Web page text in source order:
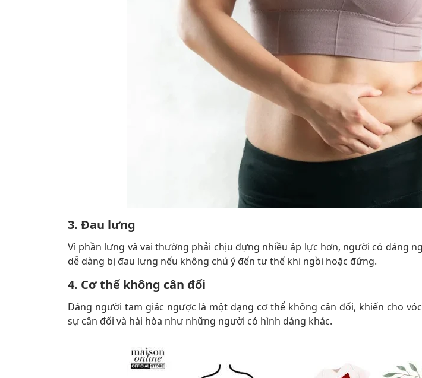
3. Đau lưng
Vì phần lưng và vai thường phải chịu đựng nhiều áp lực hơn, người có dáng
dễ dàng bị đau lưng nếu không chú ý đến tư thế khi ngồi hoặc đứng.
4. Cơ thể không cân đối
Dáng người tam giác ngược là một dạng cơ thể không cân đối, khiến cho
sự cân đối và hài hòa như những người có hình dáng khác.